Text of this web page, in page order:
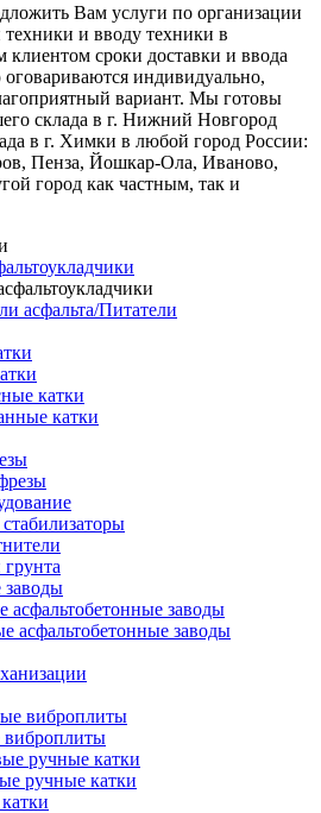
Вам услуги по организации
техники и вводу техники в
сроки доставки и ввода
индивидуально,
вариант. Мы готовы
склада в г. Нижний Новгород
в г. Химки в любой город России:
Пенза, Йошкар-Ола, Иваново,
город как частным, так и
асфальта/Питатели
катки
катки
заводы
заводы
асфальтобетонные заводы
виброплиты
виброплиты
ручные катки
ручные катки